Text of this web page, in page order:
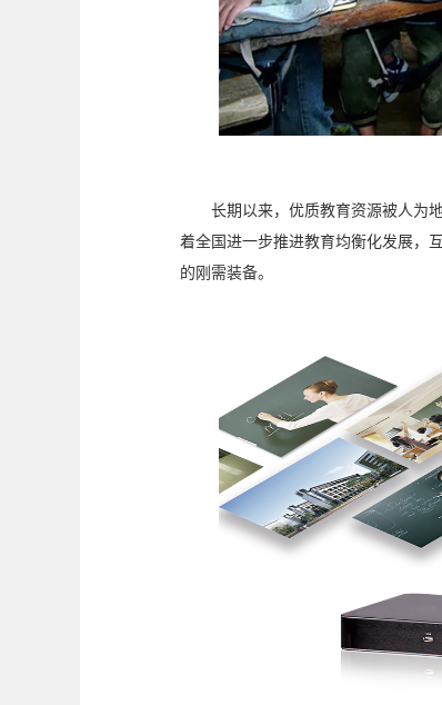
长期以来，优质教育资源被人为
着全国进一步推进教育均衡化发展，
的刚需装备。